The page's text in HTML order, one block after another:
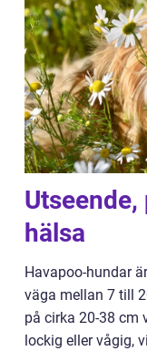
hälsa
Havapoo-hundar
väga mellan 7 till
på cirka 20-38 cm
lockig eller vågig,